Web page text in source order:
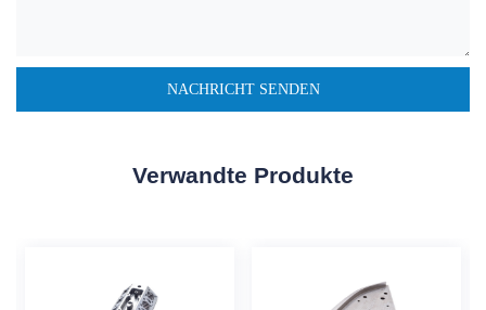
Verwandte Produkte